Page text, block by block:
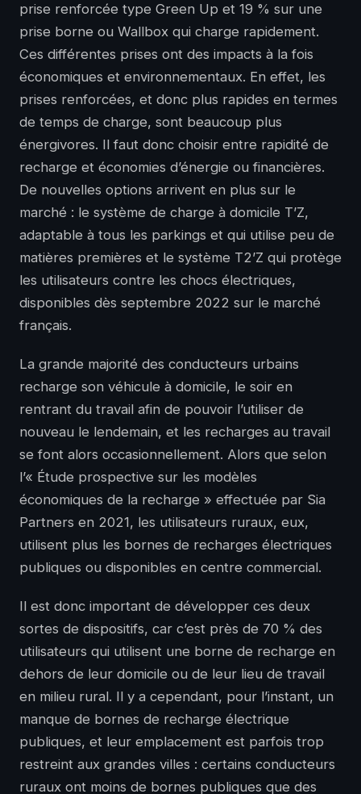
prise renforcée type Green Up et 19 % sur une
prise borne ou Wallbox qui charge rapidement.
Ces différentes prises ont des impacts à la fois
économiques et environnementaux. En effet, les
prises renforcées, et donc plus rapides en termes
de temps de charge, sont beaucoup plus
énergivores. Il faut donc choisir entre rapidité de
recharge et économies d’énergie ou financières.
De nouvelles options arrivent en plus sur le
marché : le système de charge à domicile T’Z,
adaptable à tous les parkings et qui utilise peu de
matières premières et le système T2’Z qui protège
les utilisateurs contre les chocs électriques,
disponibles dès septembre 2022 sur le marché
français.
La grande majorité des conducteurs urbains
recharge son véhicule à domicile, le soir en
rentrant du travail afin de pouvoir l’utiliser de
nouveau le lendemain, et les recharges au travail
se font alors occasionnellement. Alors que selon
l’« Étude prospective sur les modèles
économiques de la recharge » effectuée par Sia
Partners en 2021, les utilisateurs ruraux, eux,
utilisent plus les bornes de recharges électriques
publiques ou disponibles en centre commercial.
Il est donc important de développer ces deux
sortes de dispositifs, car c’est près de 70 % des
utilisateurs qui utilisent une borne de recharge en
dehors de leur domicile ou de leur lieu de travail
en milieu rural. Il y a cependant, pour l’instant, un
manque de bornes de recharge électrique
publiques, et leur emplacement est parfois trop
restreint aux grandes villes : certains conducteurs
ruraux ont moins de bornes publiques que des